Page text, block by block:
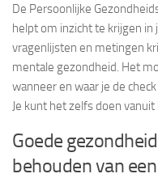
De Persoonlijke
helpt om inzicht te krijgen
vragenlijsten en metingen
mentale gezondheid. Het
wanneer en waar je de
Je kunt het zelfs doen
Goede
behouden van